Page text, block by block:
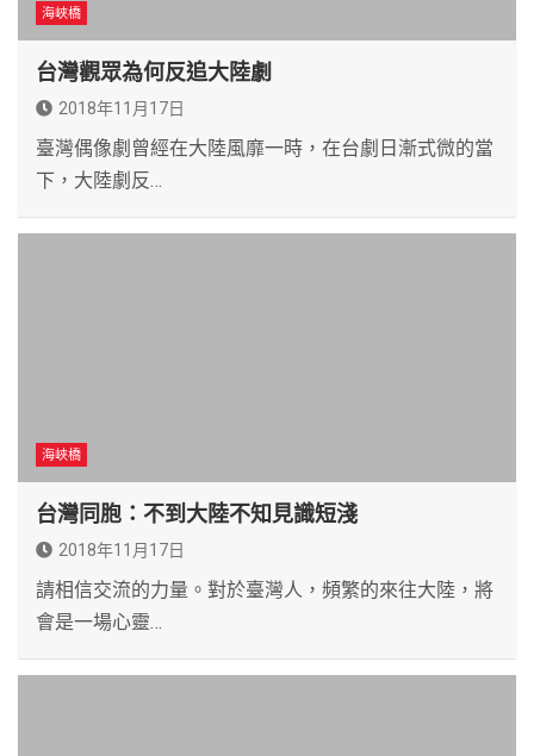
海峽橋
台灣觀眾為何反追大陸劇
2018年11月17日
臺灣偶像劇曾經在大陸風靡一時，在台劇日漸式微的當
下，大陸劇反…
海峽橋
台灣同胞：不到大陸不知見識短淺
2018年11月17日
請相信交流的力量。對於臺灣人，頻繁的來往大陸，將
會是一場心靈…